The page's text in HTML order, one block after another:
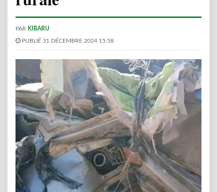
PAR KIBARU
PUBLIÉ 31 DÉCEMBRE 2024 15:58